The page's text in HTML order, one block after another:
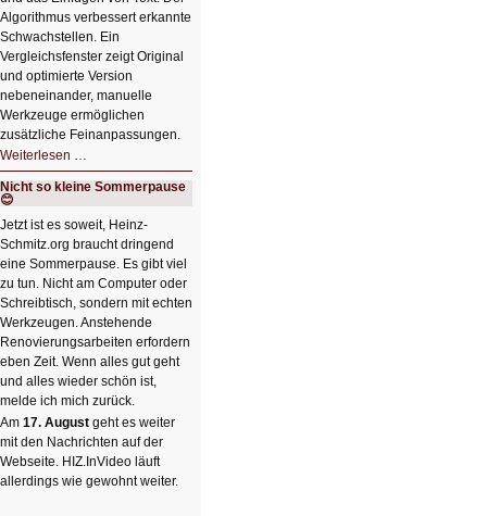
Algorithmus verbessert erkannte
Schwachstellen. Ein
Vergleichsfenster zeigt Original
und optimierte Version
nebeneinander, manuelle
Werkzeuge ermöglichen
zusätzliche Feinanpassungen.
Weiterlesen …
Bildverschönerung
mit
einem
HIZ606:
Bildverschönerung
mit
einem
Klick
Nicht so kleine Sommerpause
😊
Jetzt ist es soweit, Heinz-
Schmitz.org braucht dringend
eine Sommerpause. Es gibt viel
zu tun. Nicht am Computer oder
Schreibtisch, sondern mit echten
Werkzeugen. Anstehende
Renovierungsarbeiten erfordern
eben Zeit. Wenn alles gut geht
und alles wieder schön ist,
melde ich mich zurück.
Am 17. August geht es weiter
mit den Nachrichten auf der
Webseite. HIZ.InVideo läuft
allerdings wie gewohnt weiter.